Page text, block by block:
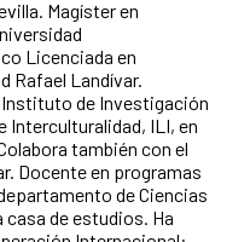
Magíster en
Licenciada en
Rafael Landívar.
de Investigación
Interculturalidad, ILI, en
también con el
Docente en programas
de Ciencias
casa de estudios. Ha